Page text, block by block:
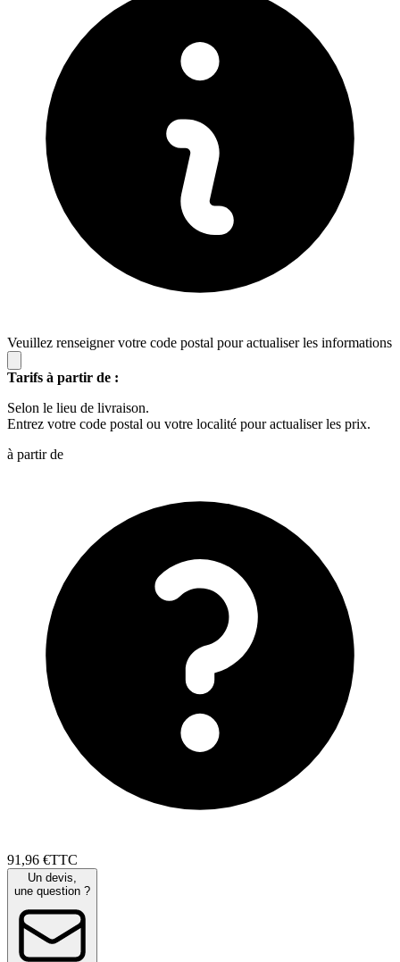
Veuillez renseigner votre code postal pour actualiser les informations
Tarifs à partir de :
Selon le lieu de livraison.
Entrez votre code postal ou votre localité pour actualiser les prix.
à partir de
91 ,96 €TTC
Un devis,
une question ?